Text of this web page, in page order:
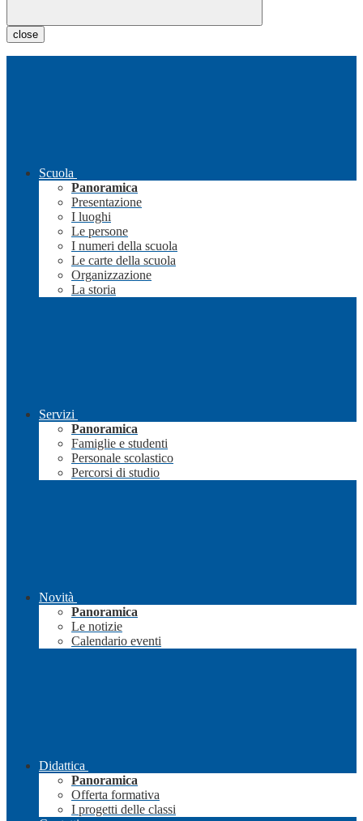
close
Scuola
Panoramica
Presentazione
I luoghi
Le persone
I numeri della scuola
Le carte della scuola
Organizzazione
La storia
Servizi
Panoramica
Famiglie e studenti
Personale scolastico
Percorsi di studio
Novità
Panoramica
Le notizie
Calendario eventi
Didattica
Panoramica
Offerta formativa
I progetti delle classi